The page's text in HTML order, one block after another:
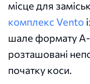
місце для
комплекс Vento
шале формату
розташовані
початку коси.